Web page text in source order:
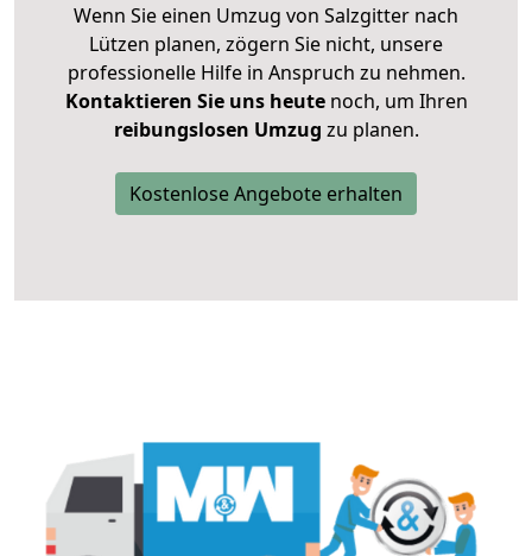
Wenn Sie einen Umzug von Salzgitter nach
Lützen planen, zögern Sie nicht, unsere
professionelle Hilfe in Anspruch zu nehmen.
Kontaktieren Sie uns heutenoch, um Ihren
reibungslosen Umzug zu planen.
Kostenlose Angebote erhalten